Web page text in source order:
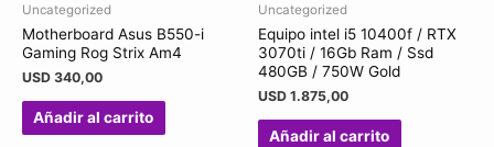
Uncategorized
Motherboard Asus B550-i
Gaming Rog Strix Am4
USD 340,00
Añadir al carrito
Uncategorized
Equipo intel i5 10400f / RTX
3070ti / 16Gb Ram / Ssd
480GB / 750W Gold
USD 1.875,00
Añadir al carrito